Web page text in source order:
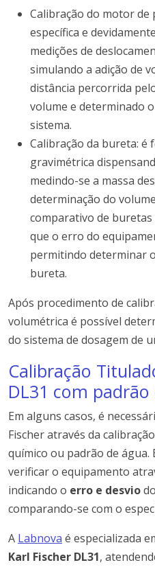
Calibração do motor de
específica e
medições de
simulando a adição de
distância percorrida
volume e determinado
sistema.
Calibração da bureta: é
gravimétrica
medindo-se a massa
determinação do
comparativo de
que o erro do
permitindo determinar
bureta.
Após procedimento de
volumétrica é possível
do sistema de dosagem de
Calibração
DL31 com
Em alguns casos, é
Fischer através da
químico ou padrão de água.
verificar o equipamento
indicando o erro e desvio
comparando-se com o
A Labnova é especializada
Karl Fischer DL31,